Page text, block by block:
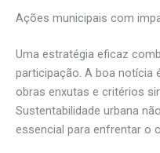
Ações municipais com
Uma estratégia eficaz
participação. A boa notícia
obras enxutas e critérios
Sustentabilidade urbana
essencial para enfrentar o